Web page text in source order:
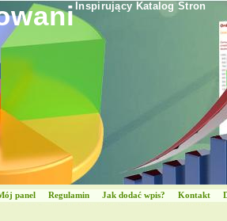
Inspirujący Katalog Stron
panel Regulamin Jak dodać wpis? Kontakt